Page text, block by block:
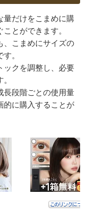
量だけをこまめに購
とができます。
、こまめにサイズの
。
ックを調整し、必要
長段階ごとの使用量
的に購入することが